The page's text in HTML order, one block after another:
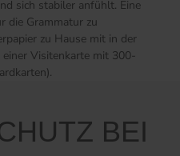
sich stabiler anfühlt. Eine
die Grammatur zu
zu Hause mit in der
einer Visitenkarte mit 300-
BEI